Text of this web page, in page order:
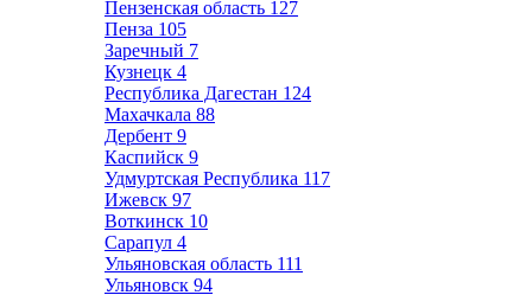
Пензенская область 127
Пенза 105
Заречный 7
Кузнецк 4
Республика Дагестан 124
Махачкала 88
Дербент 9
Каспийск 9
Удмуртская Республика 117
Ижевск 97
Воткинск 10
Сарапул 4
Ульяновская область 111
Ульяновск 94